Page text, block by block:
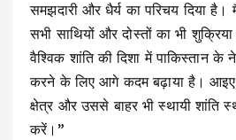
समझदारी और धैर्य का परिचय दिया
सभी साथियों और दोस्तों का भी
वैश्विक शांति की दिशा में पाकिस्तान के
करने के लिए आगे कदम बढ़ाया है।
क्षेत्र और उससे बाहर भी स्थायी शांति
करें।”